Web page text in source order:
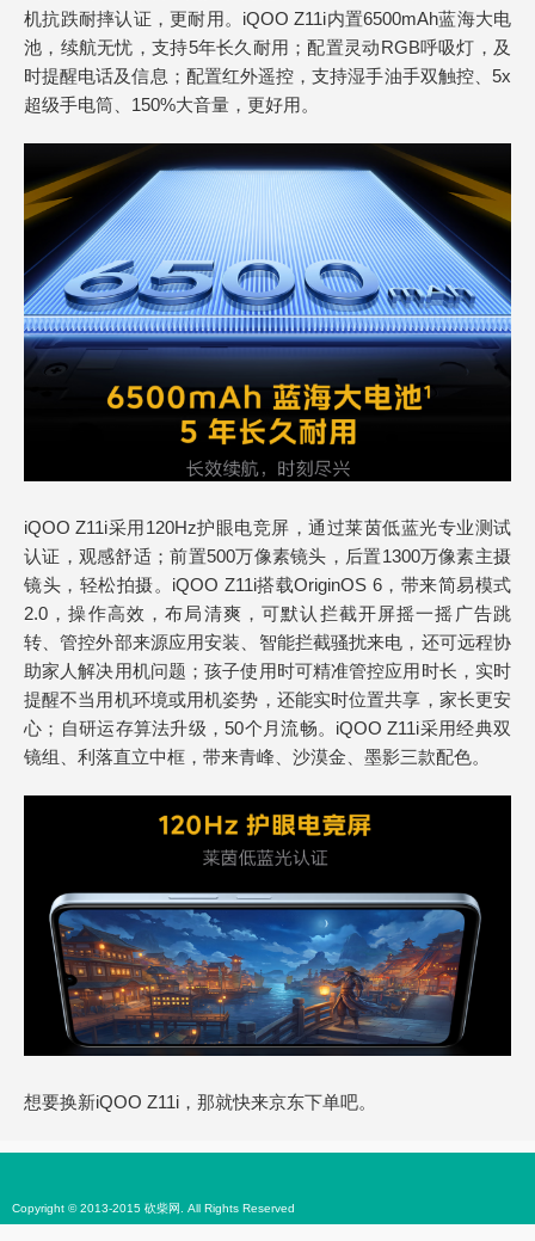
机抗跌耐摔认证，更耐用。iQOO Z11i内置6500mAh蓝海大电
池，续航无忧，支持5年长久耐用；配置灵动RGB呼吸灯，及
时提醒电话及信息；配置红外遥控，支持湿手油手双触控、5x
超级手电筒、150%大音量，更好用。
iQOO Z11i采用120Hz护眼电竞屏，通过莱茵低蓝光专业测试
认证，观感舒适；前置500万像素镜头，后置1300万像素主摄
镜头，轻松拍摄。iQOO Z11i搭载OriginOS 6，带来简易模式
2.0，操作高效，布局清爽，可默认拦截开屏摇一摇广告跳
转、管控外部来源应用安装、智能拦截骚扰来电，还可远程协
助家人解决用机问题；孩子使用时可精准管控应用时长，实时
提醒不当用机环境或用机姿势，还能实时位置共享，家长更安
心；自研运存算法升级，50个月流畅。iQOO Z11i采用经典双
镜组、利落直立中框，带来青峰、沙漠金、墨影三款配色。
想要换新iQOO Z11i，那就快来京东下单吧。
Copyright © 2013-2015 砍柴网. All Rights Reserved